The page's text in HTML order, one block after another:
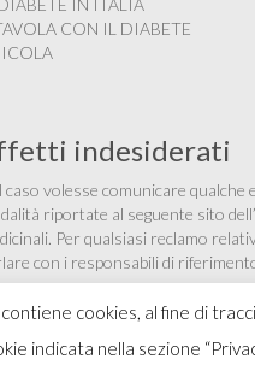
contiene cookies, al fine di
indicata nella sezione
CON IL DIABETE
indesiderati
caso volesse comunicare
riportate al seguente sito
. Per qualsiasi reclamo
con i responsabili di